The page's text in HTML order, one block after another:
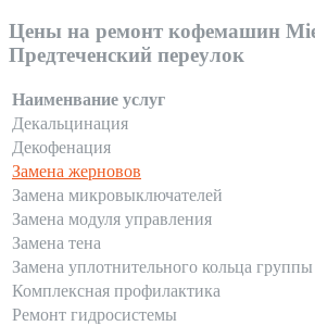
Цены на ремонт кофемашин
Предтеченский переулок
Наименвание услуг
Декальцинация
Декофенация
Замена жерновов
Замена микровыключателей
Замена модуля управления
Замена тена
Замена уплотнительного кольца группы
Комплексная профилактика
Ремонт гидросистемы